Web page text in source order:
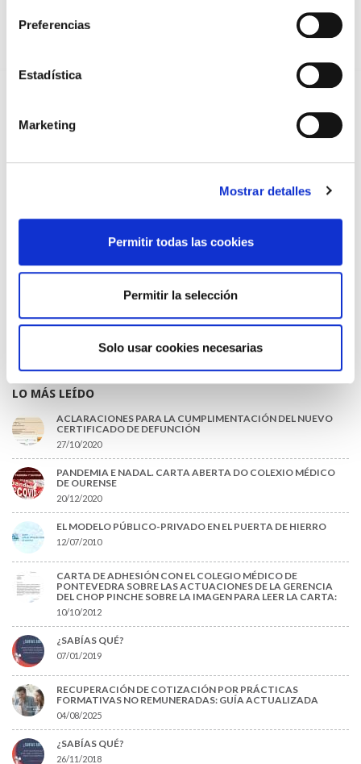
Preferencias
Estadística
Marketing
Mostrar detalles
Permitir todas las cookies
Permitir la selección
Solo usar cookies necesarias
22/07/2026
DEL CASCO Y DEL CINTURÓN DE SEGURIDAD
EL AUMENTO DE PRIMAS A MUFACE NO MEJORA LAS
CONDICIONES DE LOS MÉDICOS QUE ATIENDEN A
MUTUALISTAS
URGENTES ANTE LA SITUACIÓN CRÍTICA DEL SERVICIO DE
INFORME SOBRE LA CONSOLIDACIÓN DE GRADO A LAS/LOS
PUESTOS DE JEFATURA / DIRECCIÓN / COORDINACIÓN
SOSTENIBILIDAD Y SISTEMA SANITARIO: UN COMPROMISO
DE PAÍS»
22/06/2026
LO MÁS LEÍDO
ACLARACIONES PARA LA CUMPLIMENTACIÓN DEL NUEVO
CERTIFICADO DE DEFUNCIÓN
27/10/2020
PANDEMIA E NADAL. CARTA ABERTA DO COLEXIO MÉDICO
DE OURENSE
20/12/2020
EL MODELO PÚBLICO-PRIVADO EN EL PUERTA DE HIERRO
12/07/2010
CARTA DE ADHESIÓN CON EL COLEGIO MÉDICO DE
PONTEVEDRA SOBRE LAS ACTUACIONES DE LA GERENCIA
DEL CHOP PINCHE SOBRE LA IMAGEN PARA LEER LA CARTA:
10/10/2012
¿SABÍAS QUÉ?
07/01/2019
RECUPERACIÓN DE COTIZACIÓN POR PRÁCTICAS
FORMATIVAS NO REMUNERADAS: GUÍA ACTUALIZADA
04/08/2025
¿SABÍAS QUÉ?
26/11/2018